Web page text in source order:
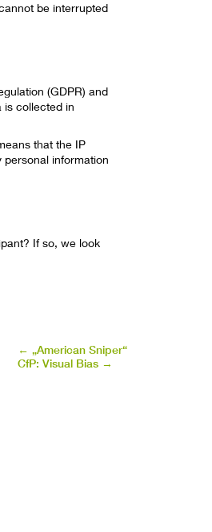
be interrupted
(GDPR) and
is collected in
that the IP
information
If so, we look
← „American Sniper“
CfP: Visual Bias →